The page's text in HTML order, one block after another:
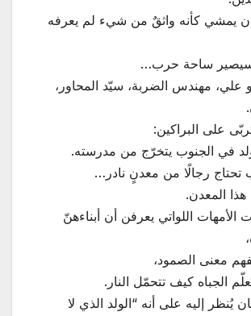
يمشي كأنه واثقٌ من شيء لم يعرفه
سيصير ساحة حرب…
علي، مهندس الضربة، سيّد المحاور،
على البراكين:
في الجنوب يتخرّج من مدرسته.
تحتاج رجالًا من معدنٍ نادر…
المعدن.
اللواتي يعرفن أن أبناءهنّ
معنى الصمود،
الجباه كيف تتحمّل النار.
يُنظر إليه على أنه “الولد الذي لا